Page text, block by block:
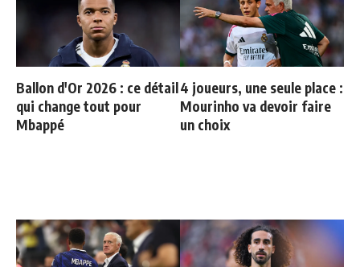
Ballon d'Or 2026 : ce détail
qui change tout pour
Mbappé
4 joueurs, une seule place :
Mourinho va devoir faire
un choix